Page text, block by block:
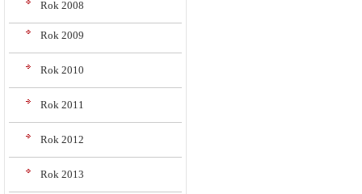
Rok 2008
Rok 2009
Rok 2010
Rok 2011
Rok 2012
Rok 2013